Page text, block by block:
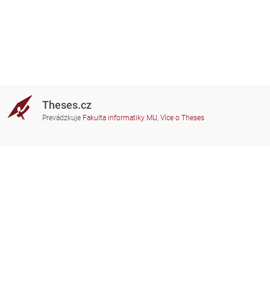
Theses.cz
Prevádzkuje Fakulta informatiky MU, Více o Theses